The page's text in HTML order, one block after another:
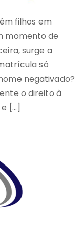
filhos em
momento de
surge a
só
negativado?
o direito à
[…]